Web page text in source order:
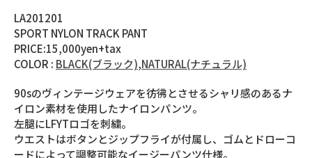
LA201201
SPORT NYLON TRACK PANT
PRICE:15,000yen+tax
COLOR : BLACK(ブラック),NATURAL(ナチュラル)
90sのヴィンテージウェアを彷彿とさせるシャリ感のあるナ
イロン素材を使用したナイロンパンツ。
左腿にLFYTロゴを刺繍。
ウエストはボタンとジップフライが付属し、ゴムとドローコ
ードによって調整可能なイージーパンツ仕様。